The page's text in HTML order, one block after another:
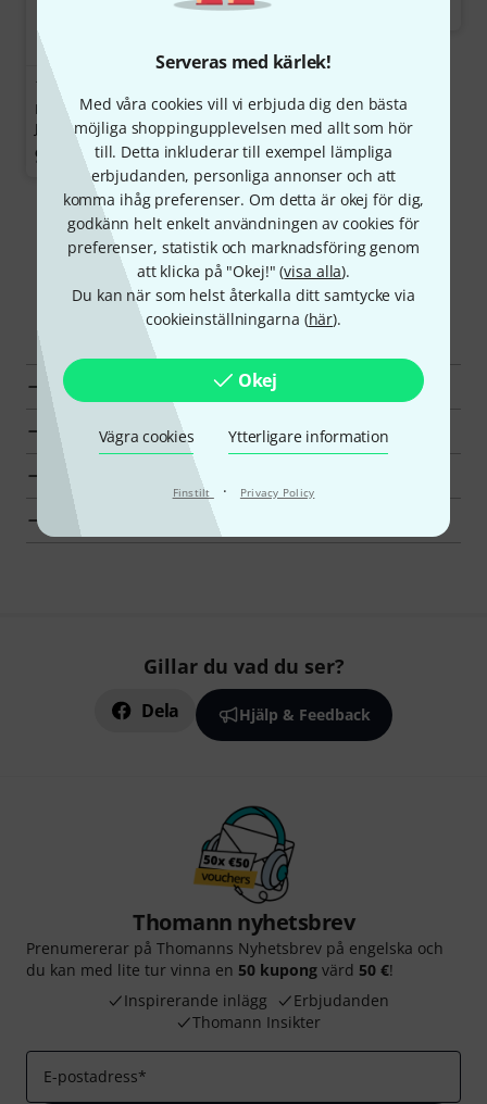
Serveras med kärlek!
Med våra cookies vill vi erbjuda dig den bästa
möjliga shoppingupplevelsen med allt som hör
till. Detta inkluderar till exempel lämpliga
erbjudanden, personliga annonser och att
komma ihåg preferenser. Om detta är okej för dig,
godkänn helt enkelt användningen av cookies för
preferenser, statistik och marknadsföring genom
att klicka på "Okej!" (visa alla).
Du kan när som helst återkalla ditt samtycke via
cookieinställningarna (här).
Okej
Vägra cookies Ytterligare information
Finstilt · Privacy Policy
Harley Benton HB-15GXD
JamBox
998 kr
1 550 kr
Visa mer
Upptäck mer
Alla Mikrofoner för toms
Toppsäljare
Gillar du vad du ser?
Dela Hjälp & Feedback
Thomann nyhetsbrev
Prenumererar på Thomanns Nyhetsbrev på engelska och
du kan med lite tur vinna en 50 kupong värd 50 €!
Inspirerande inlägg
Erbjudanden
Thomann Insikter
E-postadress*